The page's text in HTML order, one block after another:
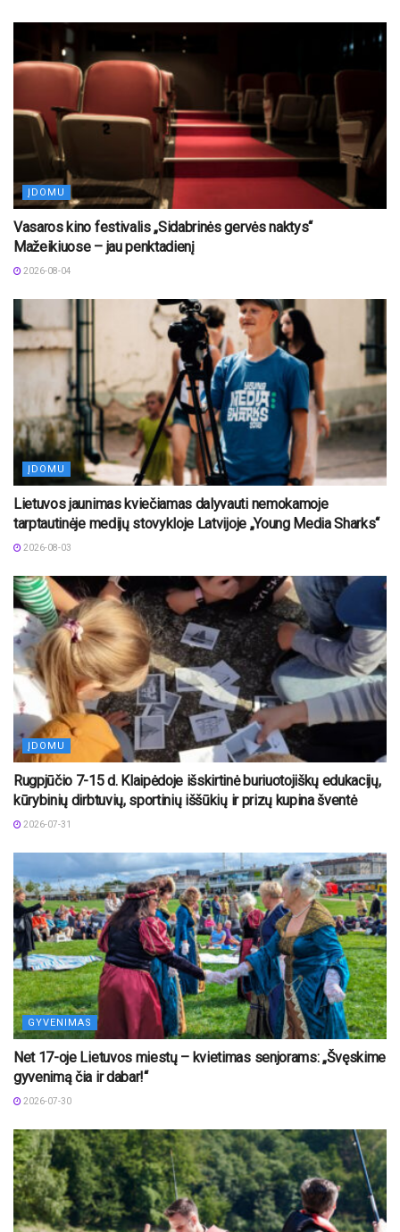
ĮDOMU
Vasaros kino festivalis „Sidabrinės gervės naktys“
Mažeikiuose – jau penktadienį
2026-08-04
ĮDOMU
Lietuvos jaunimas kviečiamas dalyvauti nemokamoje
tarptautinėje medijų stovykloje Latvijoje „Young Media Sharks“
2026-08-03
ĮDOMU
Rugpjūčio 7-15 d. Klaipėdoje išskirtinė buriuotojiškų edukacijų,
kūrybinių dirbtuvių, sportinių iššūkių ir prizų kupina šventė
2026-07-31
GYVENIMAS
Net 17-oje Lietuvos miestų – kvietimas senjorams: „Švęskime
gyvenimą čia ir dabar!“
2026-07-30